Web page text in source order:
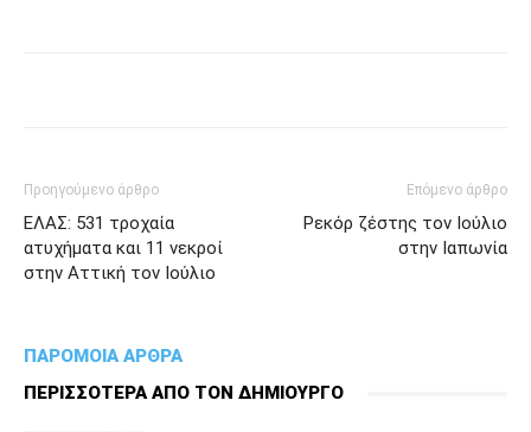
Προηγούμενο άρθρο
ΕΛΑΣ: 531 τροχαία
ατυχήματα και 11 νεκροί
στην Αττική τον Ιούλιο
Επόμενο άρθρο
Ρεκόρ ζέστης τον Ιούλιο
στην Ιαπωνία
ΠΑΡΟΜΟΙΑ ΑΡΘΡΑ
ΠΕΡΙΣΣΟΤΕΡΑ ΑΠΟ ΤΟΝ ΔΗΜΙΟΥΡΓΟ